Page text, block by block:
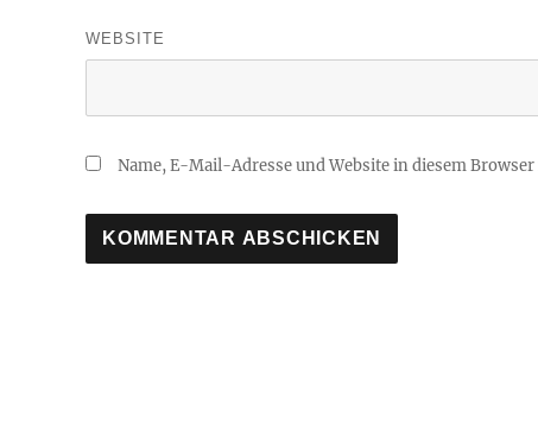
WEBSITE
Name, E-Mail-Adresse und Website in diesem